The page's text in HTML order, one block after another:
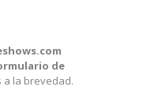
de
la brevedad.